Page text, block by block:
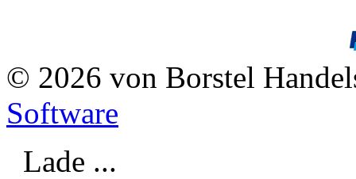
© 2026 von Borstel
Software
Lade ...